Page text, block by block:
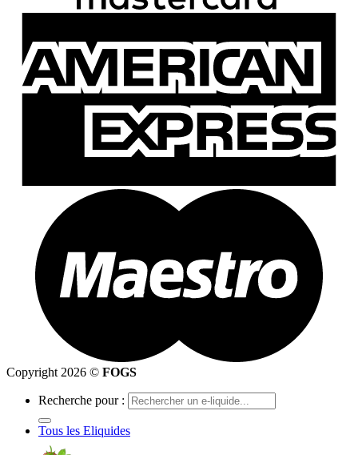
Copyright 2026 © FOGS
Recherche pour :
Tous les Eliquides